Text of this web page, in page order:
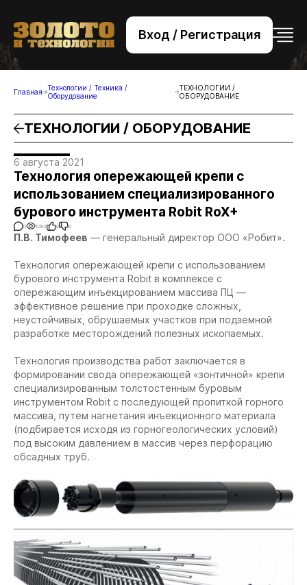
Вход / Регистрация
+7 (495) 221-76-32
bsv@zolteh.ru
Главная
Технологии / Техника /
Оборудование
ТЕХНОЛОГИИ /
ОБОРУДОВАНИЕ
ТЕХНОЛОГИИ / ОБОРУДОВАНИЕ
6 августа 2021
Технология опережающей крепи с
использованием специализированного
бурового инструмента Robit RoX+
0 1092 0 0
П.В. Тимофеев — генеральный директор ООО «Робит».
Технология опережающей крепи с использованием
бурового инструмента Robit в комплексе с
опережающим инъекцированием массива ПЦ —
эффективное решение при проходке сложных,
неустойчивых, обрушаемых участков при подземной
разработке месторождений полезных ископаемых.
Технология производства работ заключается в
формировании свода опережающей «зонтичной» крепи
специализированным толстостенным буровым
инструментом Robit с последующей пропиткой горного
массива, путем нагнетания инъекционного материала
(подбирается исходя из горногеологических условий)
под высоким давлением в массив через перфорацию
обсадных труб.